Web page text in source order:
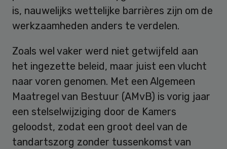
is, nauwelijks wettelijke barrières zijn om de
werkzaamheden anders te verdelen.
Zoals wel vaker werd niet getwijfeld aan
het ingezette beleid, maar juist een vlucht
naar voren genomen. Met een Algemeen
Maatregel van Bestuur (AMvB) is vorig jaar
een stelselwijziging door de Kamers
geloodst, zodat een groot deel van de
tandartszorg zonder tussenkomst van